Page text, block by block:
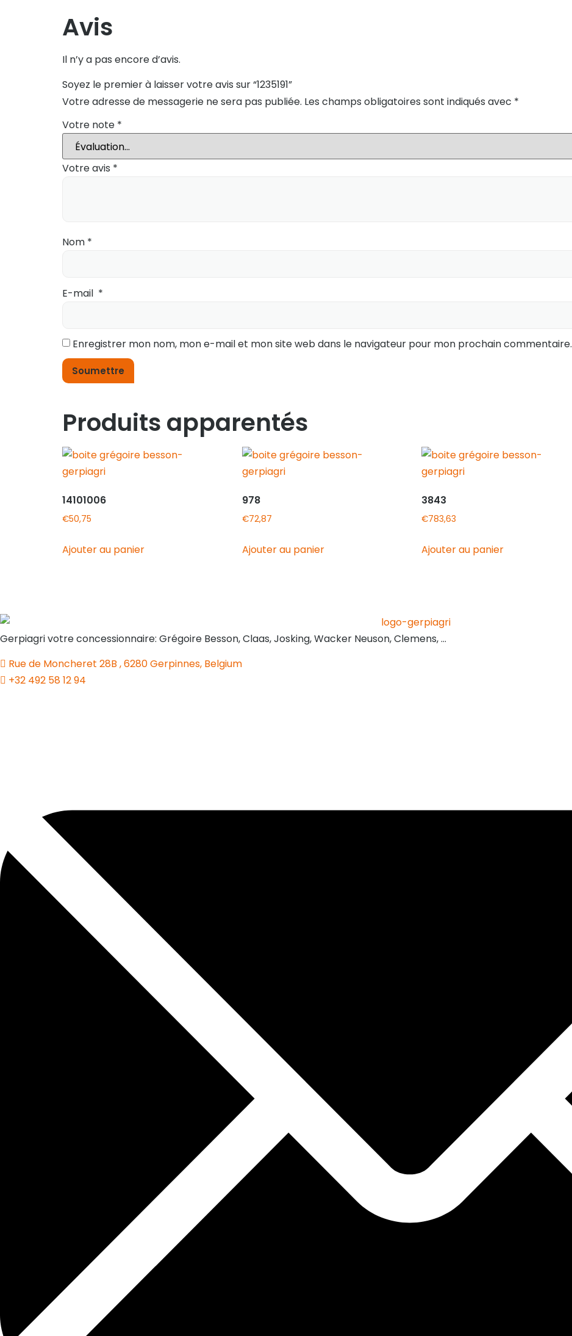
Avis
Il n’y a pas encore d’avis.
Soyez le premier à laisser votre avis sur “1235191”
Votre adresse de messagerie ne sera pas publiée. Les champs obligatoires sont indiqués avec *
Votre note *
Votre avis *
Nom *
E-mail *
Enregistrer mon nom, mon e-mail et mon site web dans le navigateur pour mon prochain commentaire.
Produits apparentés
14101006
€50,75
Ajouter au panier
978
€72,87
Ajouter au panier
3843
€783,63
Ajouter au panier
Gerpiagri votre concessionnaire: Grégoire Besson, Claas, Josking, Wacker Neuson, Clemens, …
Rue de Moncheret 28B , 6280 Gerpinnes, Belgium
+32 492 58 12 94